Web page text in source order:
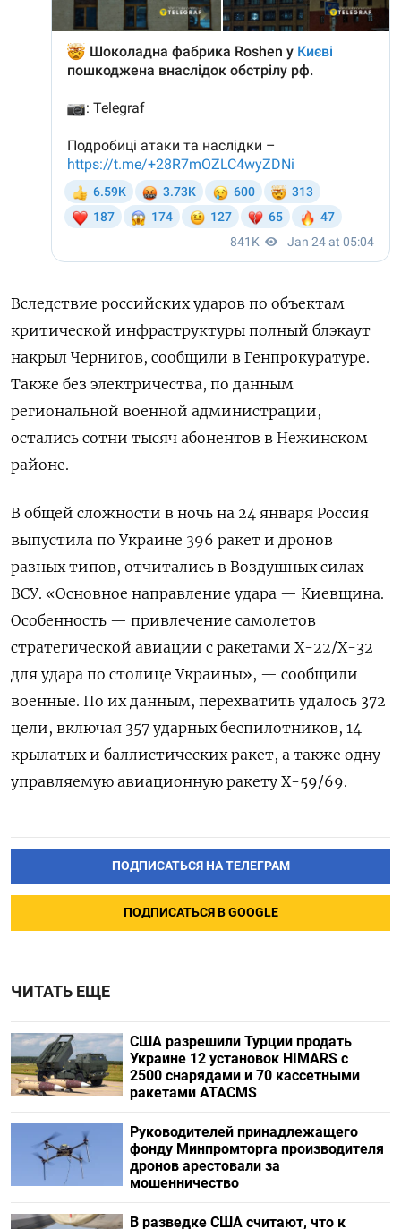
Вследствие российских ударов по объектам
критической инфраструктуры полный блэкаут
накрыл Чернигов, сообщили в Генпрокуратуре.
Также без электричества, по данным
региональной военной администрации,
остались сотни тысяч абонентов в Нежинском
районе.
В общей сложности в ночь на 24 января Россия
выпустила по Украине 396 ракет и дронов
разных типов, отчитались в Воздушных силах
ВСУ. «Основное направление удара — Киевщина.
Особенность — привлечение самолетов
стратегической авиации с ракетами Х-22/Х-32
для удара по столице Украины», — сообщили
военные. По их данным, перехватить удалось 372
цели, включая 357 ударных беспилотников, 14
крылатых и баллистических ракет, а также одну
управляемую авиационную ракету Х-59/69.
ПОДПИСАТЬСЯ НА ТЕЛЕГРАМ
ПОДПИСАТЬСЯ В GOOGLE
ЧИТАТЬ ЕЩЕ
США разрешили Турции продать
Украине 12 установок HIMARS с
2500 снарядами и 70 кассетными
ракетами ATACMS
Руководителей принадлежащего
фонду Минпромторга производителя
дронов арестовали за
мошенничество
В разведке США считают, что к